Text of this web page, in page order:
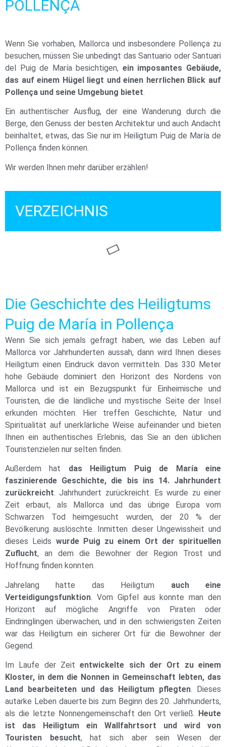
POLLENÇA
Wenn Sie vorhaben, Mallorca und insbesondere Pollença zu
besuchen, müssen Sie unbedingt das Santuario oder Santuari
del Puig de María besichtigen, ein imposantes Gebäude,
das auf einem Hügel liegt und einen herrlichen Blick auf
Pollença und seine Umgebung bietet.
Ein authentischer Ausflug, der eine Wanderung durch die
Berge, den Genuss der besten Architektur und auch Andacht
beinhaltet, etwas, das Sie nur im Heiligtum Puig de María de
Pollença finden können.
Wir werden Ihnen mehr darüber erzählen!
VERZEICHNIS
Die Geschichte des Heiligtums
Puig de María in Pollença
Wenn Sie sich jemals gefragt haben, wie das Leben auf
Mallorca vor Jahrhunderten aussah, dann wird Ihnen dieses
Heiligtum einen Eindruck davon vermitteln. Das 330 Meter
hohe Gebäude dominiert den Horizont des Nordens von
Mallorca und ist ein Bezugspunkt für Einheimische und
Touristen, die die ländliche und mystische Seite der Insel
erkunden möchten. Hier treffen Geschichte, Natur und
Spiritualität auf unerklärliche Weise aufeinander und bieten
Ihnen ein authentisches Erlebnis, das Sie an den üblichen
Touristenzielen nur selten finden.
Außerdem hat das Heiligtum Puig de María eine
faszinierende Geschichte, die bis ins 14. Jahrhundert
zurückreicht. Jahrhundert zurückreicht. Es wurde zu einer
Zeit erbaut, als Mallorca und das übrige Europa vom
Schwarzen Tod heimgesucht wurden, der 20 % der
Bevölkerung auslöschte. Inmitten dieser Ungewissheit und
dieses Leids wurde Puig zu einem Ort der spirituellen
Zuflucht, an dem die Bewohner der Region Trost und
Hoffnung finden konnten.
Jahrelang hatte das Heiligtum auch eine
Verteidigungsfunktion. Vom Gipfel aus konnte man den
Horizont auf mögliche Angriffe von Piraten oder
Eindringlingen überwachen, und in den schwierigsten Zeiten
war das Heiligtum ein sicherer Ort für die Bewohner der
Gegend.
Im Laufe der Zeitentwickelte sich der Ort zu einem
Kloster, in dem die Nonnen in Gemeinschaft lebten, das
Land bearbeiteten und das Heiligtum pflegten. Dieses
autarke Leben dauerte bis zum Beginn des 20. Jahrhunderts,
als die letzte Nonnengemeinschaft den Ort verließ. Heute
ist das Heiligtum ein Wallfahrtsort und wird von
Touristen besucht, hat sich aber sein Wesen der